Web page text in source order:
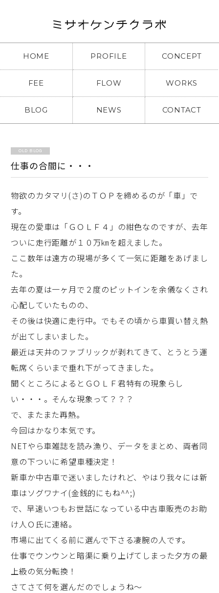
HOME PROFILE CONCEPT
FEE FLOW WORKS
BLOG NEWS CONTACT
OLD BLOG
仕事の合間に・・・
物欲のカタマリ(さ)のＴＯＰを締めるのが「車」で
す。
現在の愛車は「ＧＯＬＦ４」の紺色なのですが、去年
ついに走行距離が１０万㎞を超えました。
ここ数年は遠方の現場が多くて一気に距離をあげまし
た。
去年の夏は一ヶ月で２度のピットインを余儀なくされ
心配していたものの、
その後は快適に走行中。でもその頃から車買い替え熱
が出てしまいました。
最近は天井のファブリックが剥れてきて、とうとう運
転席くらいまで垂れ下がってきました。
聞くところによるとＧＯＬＦ君特有の現象らし
い・・・。そんな現象って？？？
で、またまた再熱。
今回はかなり本気です。
NETやら車雑誌を読み漁り、データをまとめ、両者同
意の下ついに希望車種決定！
新車か中古車で迷いましたけれど、やはり我々には新
車はソグワナイ(金銭的にもね^^;)
で、早速いつもお世話になっている中古車販売のお助
け人Ｏ氏に連絡。
市場に出てくる前に選んで下さる凄腕の人です。
仕事でウンウンと暗渠に乗り上げてしまった夕方の最
上級の気分転換！
さてさて何を選んだのでしょうね～